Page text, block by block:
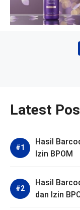
Latest
Hasil
Izin BPOM
Hasil
dan Izin